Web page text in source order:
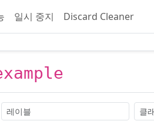
일시 중지 Discard Cleaner
레이블 검색